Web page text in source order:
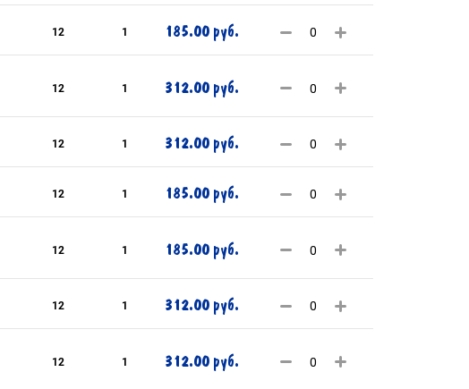
12 1 185.00 руб.
12 1 312.00 руб.
12 1 312.00 руб.
12 1 185.00 руб.
12 1 185.00 руб.
12 1 312.00 руб.
12 1 312.00 руб.